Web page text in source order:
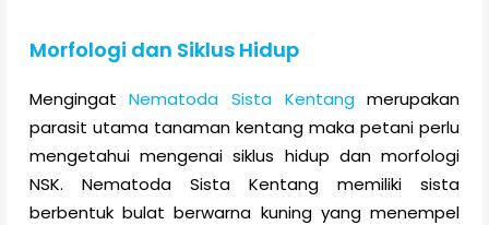
Morfologi dan Siklus Hidup
MengingatNematoda Sista Kentangmerupakan
parasit utama tanaman kentang maka petani perlu
mengetahui mengenai siklus hidup dan morfologi
NSK. Nematoda Sista Kentang memiliki sista
berbentuk bulat berwarna kuning yang menempel